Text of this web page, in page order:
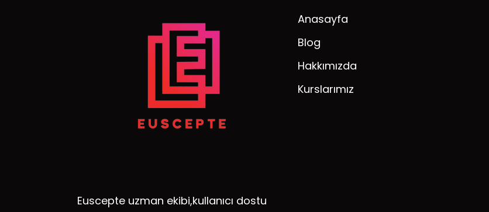
Euscepte uzman ekibi,kullanıcı dostu
Anasayfa
Blog
Hakkımızda
Kurslarımız